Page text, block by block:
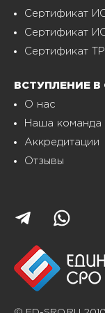
Сертификат
Сертификат
Сертификат
ВСТУПЛЕНИЕ В
О нас
Наша команда
Аккредитации
Отзывы